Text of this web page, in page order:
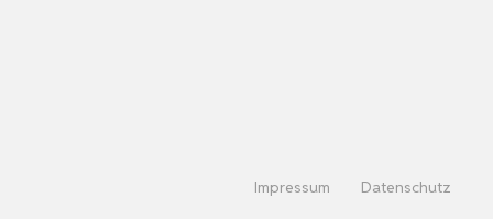
Impressum Datenschutz